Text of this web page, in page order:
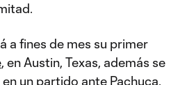
a fines de mes su primer
, en Austin, Texas, además se
un partido ante Pachuca,